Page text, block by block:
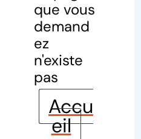
que vous
demand
ez
n'existe
pas
Accu
eil